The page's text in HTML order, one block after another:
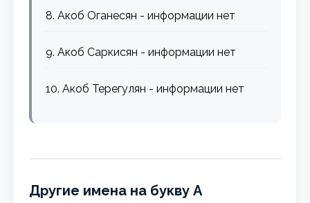
8. Акоб Оганесян - информации нет
9. Акоб Саркисян - информации нет
10. Акоб Терегулян - информации нет
Другие имена на букву А